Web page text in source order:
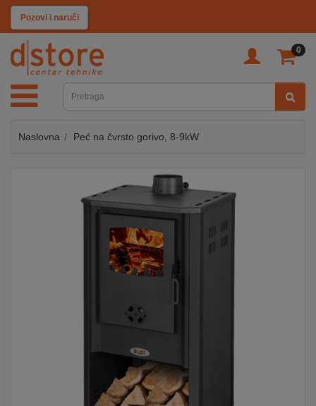
Pozovi i naruči
0
KATEGORIJE
TV
SAT
MOBILNI
Naslovna Peć na čvrsto gorivo, 8-9kW